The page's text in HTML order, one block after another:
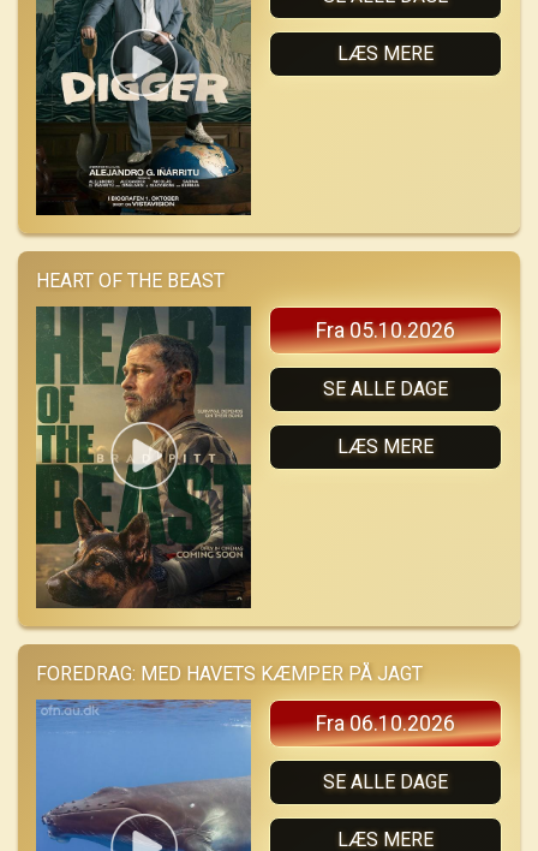
LÆS MERE
HEART OF THE BEAST
Fra 05.10.2026
SE ALLE DAGE
LÆS MERE
FOREDRAG: MED HAVETS KÆMPER PÅ JAGT
Fra 06.10.2026
SE ALLE DAGE
LÆS MERE